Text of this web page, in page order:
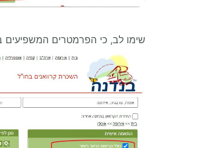
שימו לב, כי הפרמטרים המשפיעים